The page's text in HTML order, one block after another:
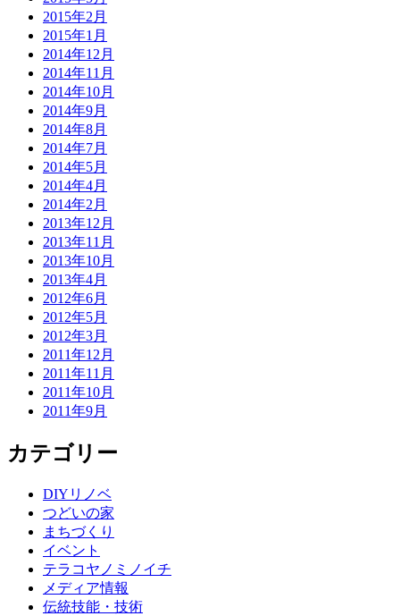
2015年2月
2015年1月
2014年12月
2014年11月
2014年10月
2014年9月
2014年8月
2014年7月
2014年5月
2014年4月
2014年2月
2013年12月
2013年11月
2013年10月
2013年4月
2012年6月
2012年5月
2012年3月
2011年12月
2011年11月
2011年10月
2011年9月
カテゴリー
DIYリノベ
つどいの家
まちづくり
イベント
テラコヤノミノイチ
メディア情報
伝統技能・技術